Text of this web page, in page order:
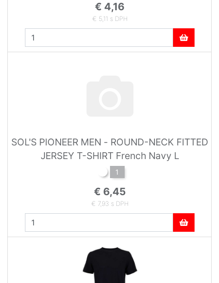
€ 4,16
€ 5,11 s DPH
SOL'S PIONEER MEN - ROUND-NECK FITTED
JERSEY T-SHIRT French Navy L
1
€ 6,45
€ 7,93 s DPH